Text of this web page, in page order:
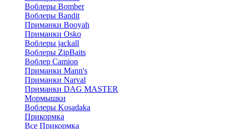
Воблеры Bomber
Воблеры Bandit
Приманки Booyah
Приманки Osko
Воблеры jackall
Воблеры ZipBaits
Воблер Camion
Приманки Mann's
Приманки Narval
Приманки DAG MASTER
Мормышки
Воблеры Kosadaka
Прикормка
Все Прикормка